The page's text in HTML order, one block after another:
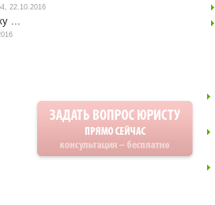
22.10.2016
...